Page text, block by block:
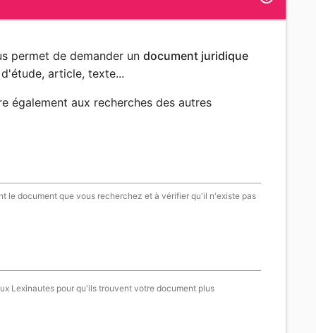
permet de demander undocument juridique
article, texte...
également aux recherches des autres
le document que vous recherchez et à vérifier qu'il n'existe pas
Lexinautes pour qu'ils trouvent votre document plus